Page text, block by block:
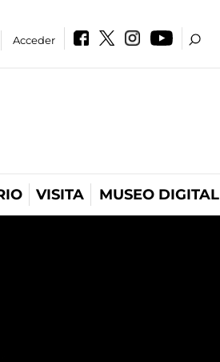
Acceder
VISITA MUSEO DIGITAL